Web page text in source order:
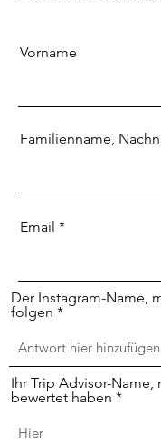
Vorname
Familienname,
Email
Der Instagram-Name,
folgen
Ihr Trip Advisor-Name,
bewertet haben